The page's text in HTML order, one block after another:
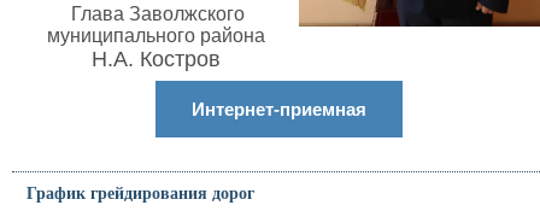
Глава Заволжского
муниципального района
Н.А. Костров
Интернет-приемная
График грейдирования дорог